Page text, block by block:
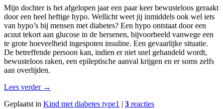
Mijn dochter is het afgelopen jaar een paar keer bewusteloos geraakt
door een heel heftige hypo. Wellicht weet jij inmiddels ook wel iets
van hypo’s bij mensen met diabetes? Een hypo ontstaat door een
acuut tekort aan glucose in de hersenen, bijvoorbeeld vanwege een
te grote hoeveelheid ingespoten insuline. Een gevaarlijke situatie.
De betreffende persoon kan, indien er niet snel gehandeld wordt,
bewusteloos raken, een epileptische aanval krijgen en er soms zelfs
aan overlijden.
Lees verder →
Geplaatst in Kind met diabetes type1 | 3 reacties